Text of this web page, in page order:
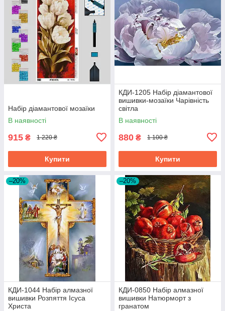
Набір діамантової мозаїки
В наявності
915 ₴ 1 220 ₴
Купити
КДИ-1205 Набір діамантової
вишивки-мозаїки Чарівність
світла
В наявності
880 ₴ 1 100 ₴
Купити
–20%
КДИ-1044 Набір алмазної
вишивки Розпяття Ісуса
Христа
–20%
КДИ-0850 Набір алмазної
вишивки Натюрморт з
гранатом